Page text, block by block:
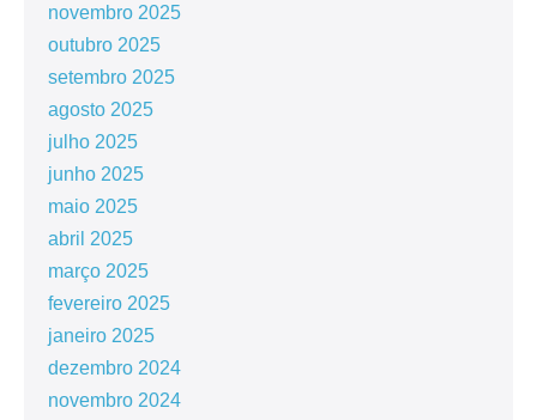
novembro 2025
outubro 2025
setembro 2025
agosto 2025
julho 2025
junho 2025
maio 2025
abril 2025
março 2025
fevereiro 2025
janeiro 2025
dezembro 2024
novembro 2024